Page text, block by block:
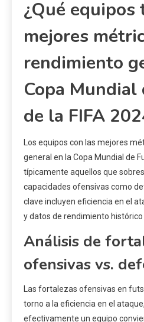
¿Qué equipos
mejores
rendimiento
Copa
de la FIFA
Los equipos con las mejores
general en la Copa Mundial de
típicamente aquellos que
capacidades ofensivas como
clave incluyen eficiencia en el
y datos de rendimiento
Análisis de
ofensivas vs.
Las fortalezas ofensivas en
torno a la eficiencia en el
efectivamente un equipo